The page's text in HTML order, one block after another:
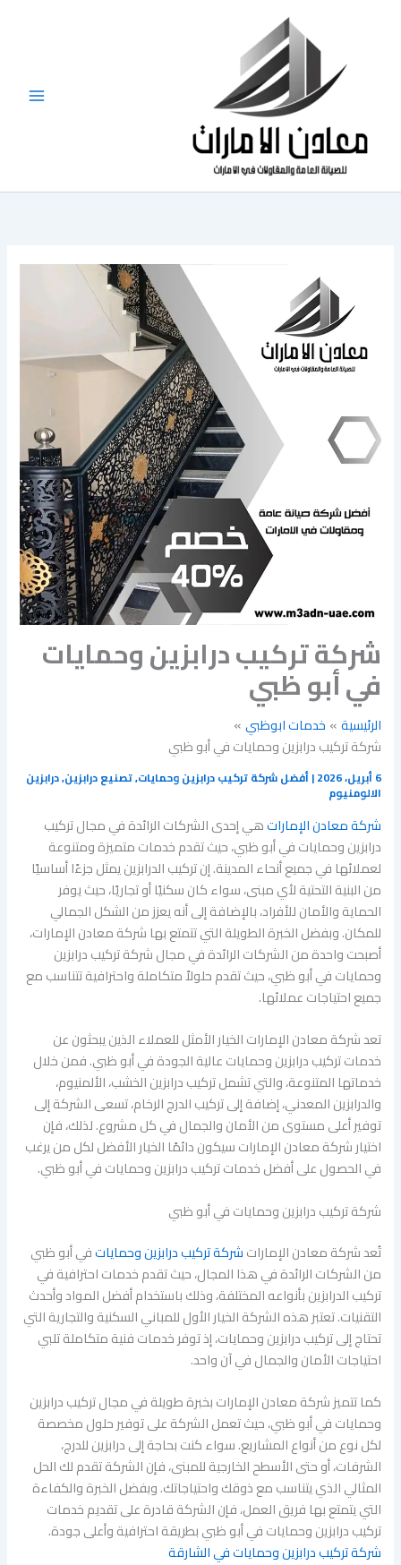
شركة تركيب درابزين وحمايات
في أبو ظبي
الرئيسية
خدمات ابوظبي
شركة تركيب درابزين وحمايات في أبو ظبي
6 أبريل، 2026 |أفضل شركة تركيب درابزين وحمايات,تصنيع درابزين,درابزين
الالومنيوم
شركة معادن الإماراتهي إحدى الشركات الرائدة في مجال تركيب
درابزين وحمايات في أبو ظبي، حيث تقدم خدمات متميزة ومتنوعة
لعملائها في جميع أنحاء المدينة. إن تركيب الدرابزين يمثل جزءًا أساسيًا
من البنية التحتية لأي مبنى، سواء كان سكنيًا أو تجاريًا، حيث يوفر
الحماية والأمان للأفراد، بالإضافة إلى أنه يعزز من الشكل الجمالي
للمكان. وبفضل الخبرة الطويلة التي تتمتع بها شركة معادن الإمارات،
أصبحت واحدة من الشركات الرائدة في مجال شركة تركيب درابزين
وحمايات في أبو ظبي، حيث تقدم حلولاً متكاملة واحترافية تتناسب مع
جميع احتياجات عملائها.
تعد شركة معادن الإمارات الخيار الأمثل للعملاء الذين يبحثون عن
خدمات تركيب درابزين وحمايات عالية الجودة في أبو ظبي. فمن خلال
خدماتها المتنوعة، والتي تشمل تركيب درابزين الخشب، الألمنيوم،
والدرابزين المعدني، إضافة إلى تركيب الدرج الرخام، تسعى الشركة إلى
توفير أعلى مستوى من الأمان والجمال في كل مشروع. لذلك، فإن
اختيار شركة معادن الإمارات سيكون دائمًا الخيار الأفضل لكل من يرغب
في الحصول على أفضل خدمات تركيب درابزين وحمايات في أبو ظبي.
شركة تركيب درابزين وحمايات في أبو ظبي
تُعد شركة معادن الإماراتشركة تركيب درابزين وحماياتفي أبو ظبي
من الشركات الرائدة في هذا المجال، حيث تقدم خدمات احترافية في
تركيب الدرابزين بأنواعه المختلفة، وذلك باستخدام أفضل المواد وأحدث
التقنيات. تعتبر هذه الشركة الخيار الأول للمباني السكنية والتجارية التي
تحتاج إلى تركيب درابزين وحمايات، إذ توفر خدمات فنية متكاملة تلبي
احتياجات الأمان والجمال في آن واحد.
كما تتميز شركة معادن الإمارات بخبرة طويلة في مجال تركيب درابزين
وحمايات في أبو ظبي، حيث تعمل الشركة على توفير حلول مخصصة
لكل نوع من أنواع المشاريع. سواء كنت بحاجة إلى درابزين للدرج،
الشرفات، أو حتى الأسطح الخارجية للمبنى، فإن الشركة تقدم لك الحل
المثالي الذي يتناسب مع ذوقك واحتياجاتك. وبفضل الخبرة والكفاءة
التي يتمتع بها فريق العمل، فإن الشركة قادرة على تقديم خدمات
تركيب درابزين وحمايات في أبو ظبي بطريقة احترافية وأعلى جودة.
شركة تركيب درابزين وحمايات في الشارقة